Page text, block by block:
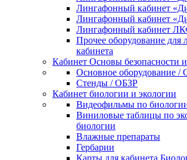
Лингафонный кабинет
Лингафонный кабинет
Лингафонный кабинет
Прочее оборудование для
кабинета
Кабинет Основы безопасности
Основное оборудование /
Стенды / ОБЗР
Кабинет биологии и экологии
Видеофильмы по
Виниловые таблицы по
биологии
Влажные препараты
Гербарии
Карты для кабинета